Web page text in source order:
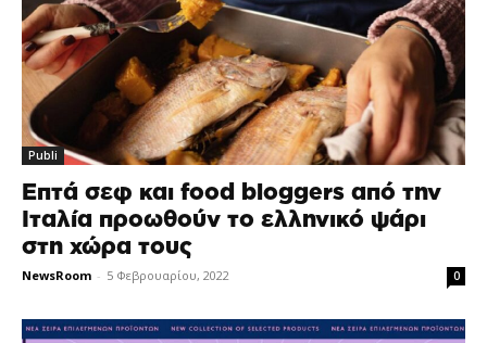
Publi
Επτά σεφ και food bloggers από την
Ιταλία προωθούν το ελληνικό ψάρι
στη χώρα τους
NewsRoom - 5 Φεβρουαρίου, 2022 0